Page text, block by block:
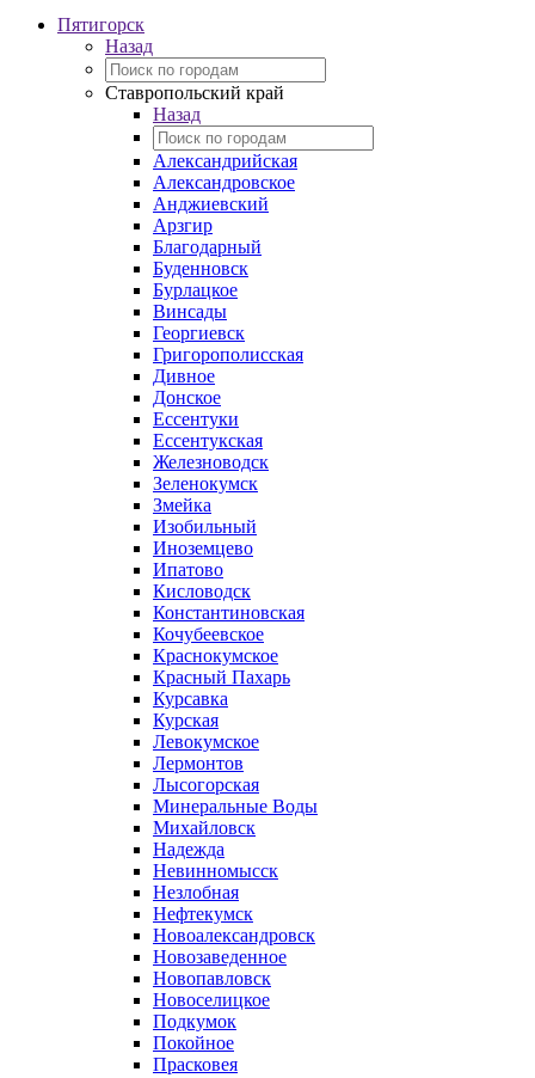
Пятигорск
Назад
Ставропольский край
Назад
Александрийская
Александровское
Анджиевский
Арзгир
Благодарный
Буденновск
Бурлацкое
Винсады
Георгиевск
Григорополисская
Дивное
Донское
Ессентуки
Ессентукская
Железноводск
Зеленокумск
Змейка
Изобильный
Иноземцево
Ипатово
Кисловодск
Константиновская
Кочубеевское
Краснокумское
Красный Пахарь
Курсавка
Курская
Левокумское
Лермонтов
Лысогорская
Минеральные Воды
Михайловск
Надежда
Невинномысск
Незлобная
Нефтекумск
Новоалександровск
Новозаведенное
Новопавловск
Новоселицкое
Подкумок
Покойное
Прасковея